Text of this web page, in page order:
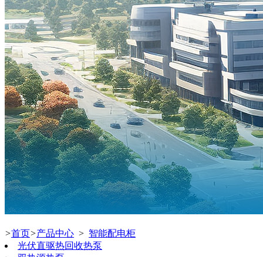
>首页>产品中心 > 智能配电柜
光伏直驱热回收热泵